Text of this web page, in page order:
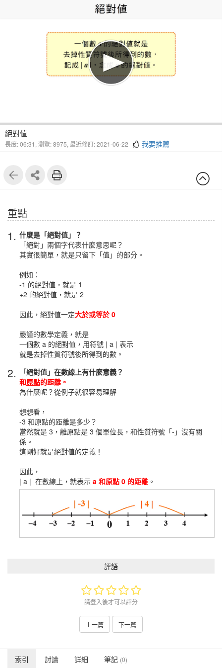
絕對值
長度: 06:31, 瀏覽: 8975, 最近修訂: 2021-06-22 我要推薦
重點
1. 什麼是「絕對值」？
「絕對」兩個字代表什麼意思呢？
其實很簡單，就是只留下「值」的部分。
例如：
-1 的絕對值，就是 1
+2 的絕對值，就是 2
因此，絕對值一定大於或等於 0
嚴謹的數學定義，就是
一個數 a 的絕對值，用符號 | a | 表示
就是去掉性質符號後所得到的數。
2.
「絕對值」在數線上有什麼意義？
和原點的距離。
為什麼呢？從例子就很容易理解
想想看，
-3 和原點的距離是多少？
當然就是 3，離原點是 3 個單位長，和性質符號「-」沒有關
係。
這剛好就是絕對值的定義！
因此，
| a | 在數線上，就表示 a 和原點 0 的距離 。
評語
請登入後才可以評分
上一篇 下一篇
索引 討論 詳細 筆記 (0)